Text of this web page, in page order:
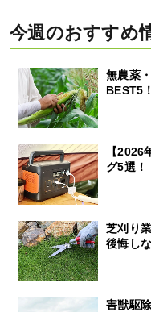
今週のおすすめ
無農薬
BEST5
【
グ5選
芝刈り
後悔し
害獣駆